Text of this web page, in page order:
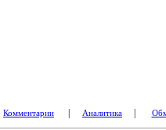
Комментарии Аналитика